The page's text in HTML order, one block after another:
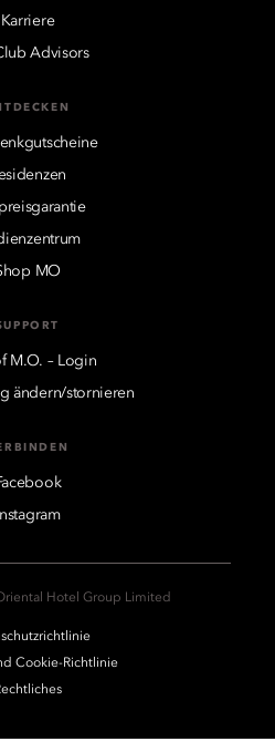
Karriere
Advisors
MO
M.O. – Login
ändern/stornieren
Instagram
Hotel Group Limited
Cookie-Richtlinie